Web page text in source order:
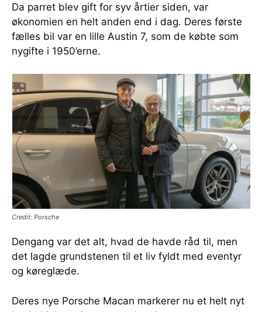
Da parret blev gift for syv årtier siden, var
økonomien en helt anden end i dag. Deres første
fælles bil var en lille Austin 7, som de købte som
nygifte i 1950’erne.
Credit: Porsche
Dengang var det alt, hvad de havde råd til, men
det lagde grundstenen til et liv fyldt med eventyr
og køreglæde.
Deres nye Porsche Macan markerer nu et helt nyt